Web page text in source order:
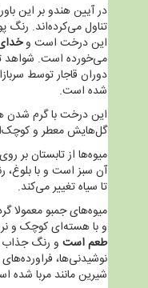
در آیین هندو بر این
تناول می‌کرده‌اند.
این درخت است و
می‌خورده است. شواهد
دوران قاجار توسط
شده است.
این درخت با گرم شدن
گل‌هایش معطر و
میوه‌ها از تابستان بر
آن سبز است و با بلوغ،
تا سیاه تغییر می‌کند.
میوه‌های جمبو معمولا
و با هسته‌ای کوچک و
طعم است و رنگ جذاب
نوشیدنی‌ها،
شیرین مانند مربا شده